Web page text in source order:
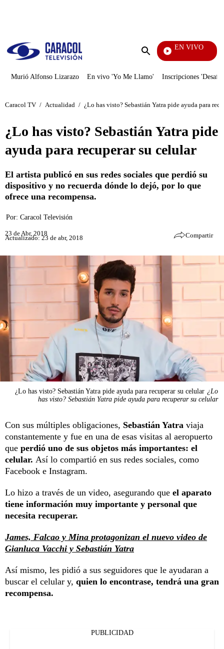
Enviar
EN VIVO
Yo Me Llamo
Murió Alfonso Lizarazo En vivo 'Yo Me Llamo' Inscripciones
Caracol TV / Actualidad / ¿Lo has visto? Sebastián Yatra pide ayuda para
¿Lo has visto? Sebastián Yatra pide
ayuda para recuperar su celular
El artista publicó en sus redes sociales que perdió su
dispositivo y no recuerda dónde lo dejó, por lo que
ofrece una recompensa.
Por: Caracol Televisión
23 de Abr, 2018
Actualizado: 23 de abr, 2018 Compartir
¿Lo has visto? Sebastián Yatra pide ayuda para recuperar su celular ¿Lo
has visto? Sebastián Yatra pide ayuda para recuperar su celular
Con sus múltiples obligaciones, Sebastián Yatra viaja
constantemente y fue en una de esas visitas al aeropuerto
que perdió uno de sus objetos más importantes: el
celular. Así lo compartió en sus redes sociales, como
Facebook e Instagram.
Lo hizo a través de un video, asegurando que el aparato
tiene información muy importante y personal que
necesita recuperar.
James, Falcao y Mina protagonizan el nuevo video de
Gianluca Vacchi y Sebastián Yatra
Así mismo, les pidió a sus seguidores que le ayudaran a
buscar el celular y, quien lo encontrase, tendrá una gran
recompensa.
PUBLICIDAD